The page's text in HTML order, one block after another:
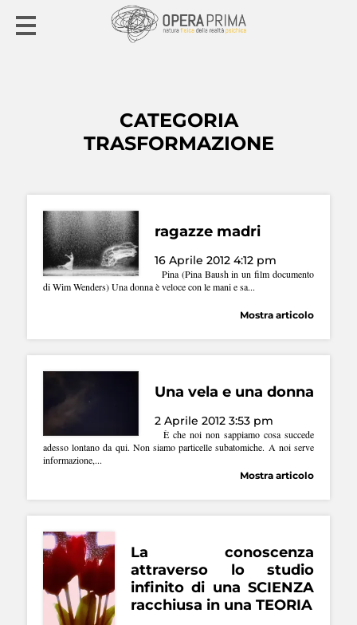
CATEGORIA
TRASFORMAZIONE
ragazze madri
16 Aprile 2012 4:12 pm
Pina (Pina Baush in un film documento
di Wim Wenders) Una donna è veloce con le mani e sa...
Mostra articolo
Una vela e una donna
2 Aprile 2012 3:53 pm
È che noi non sappiamo cosa succede
adesso lontano da qui. Non siamo particelle subatomiche. A noi serve
informazione,...
Mostra articolo
La conoscenza
attraverso lo studio
infinito di una SCIENZA
racchiusa in una TEORIA